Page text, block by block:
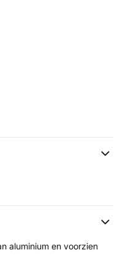
aluminium en voorzien